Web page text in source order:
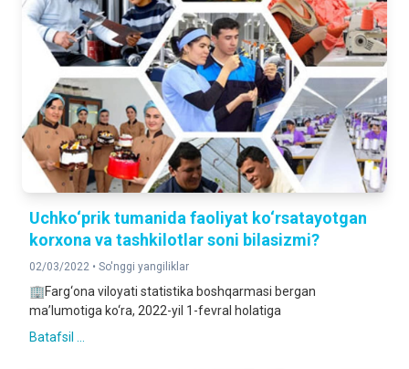
Uchko‘prik tumanida faoliyat ko‘rsatayotgan
korxona va tashkilotlar soni bilasizmi?
02/03/2022 • So'nggi yangiliklar
🏢Farg‘ona viloyati statistika boshqarmasi bergan
ma’lumotiga ko‘ra, 2022-yil 1-fevral holatiga
Batafsil ...